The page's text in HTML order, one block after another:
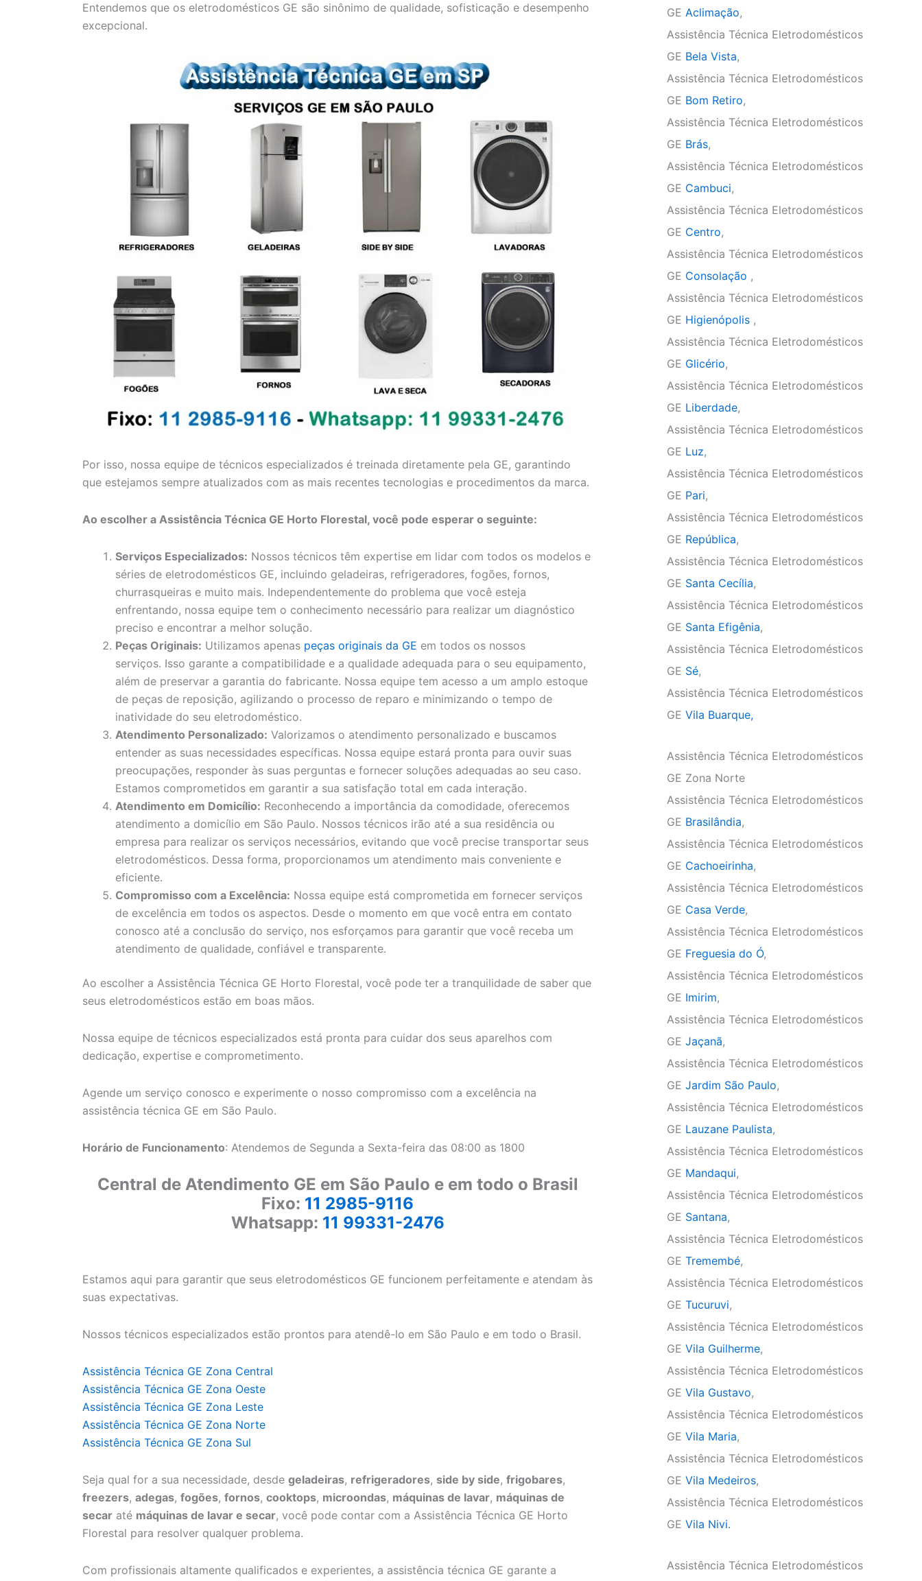
Entendemos que os eletrodomésticos GE são sinônimo de qualidade, sofisticação e desempenho
excepcional.
Por isso, nossa equipe de técnicos especializados é treinada diretamente pela GE, garantindo
que estejamos sempre atualizados com as mais recentes tecnologias e procedimentos da marca.
Ao escolher a Assistência Técnica GE Horto Florestal, você pode esperar o seguinte:
Serviços Especializados: Nossos técnicos têm expertise em lidar com todos os modelos e
séries de eletrodomésticos GE, incluindo geladeiras, refrigeradores, fogões, fornos,
churrasqueiras e muito mais. Independentemente do problema que você esteja
enfrentando, nossa equipe tem o conhecimento necessário para realizar um diagnóstico
preciso e encontrar a melhor solução.
Peças Originais: Utilizamos apenas peças originais da GE em todos os nossos
serviços. Isso garante a compatibilidade e a qualidade adequada para o seu equipamento,
além de preservar a garantia do fabricante. Nossa equipe tem acesso a um amplo estoque
de peças de reposição, agilizando o processo de reparo e minimizando o tempo de
inatividade do seu eletrodoméstico.
Atendimento Personalizado: Valorizamos o atendimento personalizado e buscamos
entender as suas necessidades específicas. Nossa equipe estará pronta para ouvir suas
preocupações, responder às suas perguntas e fornecer soluções adequadas ao seu caso.
Estamos comprometidos em garantir a sua satisfação total em cada interação.
Atendimento em Domicílio: Reconhecendo a importância da comodidade, oferecemos
atendimento a domicílio em São Paulo. Nossos técnicos irão até a sua residência ou
empresa para realizar os serviços necessários, evitando que você precise transportar seus
eletrodomésticos. Dessa forma, proporcionamos um atendimento mais conveniente e
eficiente.
Compromisso com a Excelência: Nossa equipe está comprometida em fornecer serviços
de excelência em todos os aspectos. Desde o momento em que você entra em contato
conosco até a conclusão do serviço, nos esforçamos para garantir que você receba um
atendimento de qualidade, confiável e transparente.
Ao escolher a Assistência Técnica GE Horto Florestal, você pode ter a tranquilidade de saber que
seus eletrodomésticos estão em boas mãos.
Nossa equipe de técnicos especializados está pronta para cuidar dos seus aparelhos com
dedicação, expertise e comprometimento.
Agende um serviço conosco e experimente o nosso compromisso com a excelência na
assistência técnica GE em São Paulo.
Horário de Funcionamento: Atendemos de Segunda a Sexta-feira das 08:00 as 1800
Central de Atendimento GE em São Paulo e em todo o Brasil
Fixo: 11 2985-9116
Whatsapp: 11 99331-2476
Estamos aqui para garantir que seus eletrodomésticos GE funcionem perfeitamente e atendam às
suas expectativas.
Nossos técnicos especializados estão prontos para atendê-lo em São Paulo e em todo o Brasil.
Assistência Técnica GE Zona Central
Assistência Técnica GE Zona Oeste
Assistência Técnica GE Zona Leste
Assistência Técnica GE Zona Norte
Assistência Técnica GE Zona Sul
Seja qual for a sua necessidade, desde geladeiras, refrigeradores, side by side, frigobares,
freezers, adegas, fogões, fornos, cooktops, microondas, máquinas de lavar, máquinas de
secar até máquinas de lavar e secar, você pode contar com a Assistência Técnica GE Horto
Florestal para resolver qualquer problema.
Com profissionais altamente qualificados e experientes, a assistência técnica GE garante a
GE Aclimação,
Assistência Técnica Eletrodomésticos
GE Bela Vista,
Assistência Técnica Eletrodomésticos
GE Bom Retiro,
Assistência Técnica Eletrodomésticos
GE Brás,
Assistência Técnica Eletrodomésticos
GE Cambuci,
Assistência Técnica Eletrodomésticos
GE Centro,
Assistência Técnica Eletrodomésticos
GE Consolação ,
Assistência Técnica Eletrodomésticos
GE Higienópolis ,
Assistência Técnica Eletrodomésticos
GE Glicério,
Assistência Técnica Eletrodomésticos
GE Liberdade,
Assistência Técnica Eletrodomésticos
GE Luz,
Assistência Técnica Eletrodomésticos
GE Pari,
Assistência Técnica Eletrodomésticos
GE República,
Assistência Técnica Eletrodomésticos
GE Santa Cecília,
Assistência Técnica Eletrodomésticos
GE Santa Efigênia,
Assistência Técnica Eletrodomésticos
GE Sé,
Assistência Técnica Eletrodomésticos
GE Vila Buarque,
Assistência Técnica Eletrodomésticos
GE Zona Norte
Assistência Técnica Eletrodomésticos
GE Brasilândia,
Assistência Técnica Eletrodomésticos
GE Cachoeirinha,
Assistência Técnica Eletrodomésticos
GE Casa Verde,
Assistência Técnica Eletrodomésticos
GE Freguesia do Ó,
Assistência Técnica Eletrodomésticos
GE Imirim,
Assistência Técnica Eletrodomésticos
GE Jaçanã,
Assistência Técnica Eletrodomésticos
GE Jardim São Paulo,
Assistência Técnica Eletrodomésticos
GE Lauzane Paulista,
Assistência Técnica Eletrodomésticos
GE Mandaqui,
Assistência Técnica Eletrodomésticos
GE Santana,
Assistência Técnica Eletrodomésticos
GE Tremembé,
Assistência Técnica Eletrodomésticos
GE Tucuruvi,
Assistência Técnica Eletrodomésticos
GE Vila Guilherme,
Assistência Técnica Eletrodomésticos
GE Vila Gustavo,
Assistência Técnica Eletrodomésticos
GE Vila Maria,
Assistência Técnica Eletrodomésticos
GE Vila Medeiros,
Assistência Técnica Eletrodomésticos
GE Vila Nivi.
Assistência Técnica Eletrodomésticos